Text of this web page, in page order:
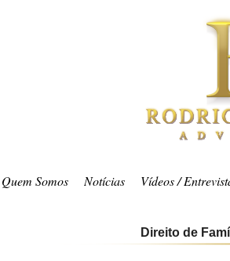
Quem Somos Notícias Vídeos /
Direito de